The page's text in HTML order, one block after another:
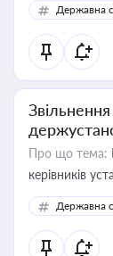
Державна
Про що тема:
керівників
Державна